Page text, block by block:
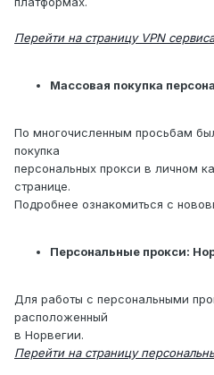
Перейти на страницу VPN сервиса
Массовая покупка
По многочисленным просьбам
покупка
персональных прокси в личном
странице.
Подробнее ознакомиться с
Персональные прокси:
Для работы с персональными
расположенный
в Норвегии.
Перейти на страницу